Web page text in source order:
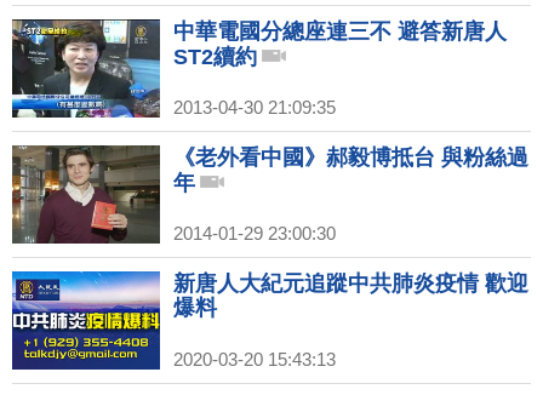
中華電國分總座連三不 避答新唐人
ST2續約
2013-04-30 21:09:35
《老外看中國》郝毅博抵台 與粉絲過
年
2014-01-29 23:00:30
新唐人大紀元追蹤中共肺炎疫情 歡迎
爆料
2020-03-20 15:43:13